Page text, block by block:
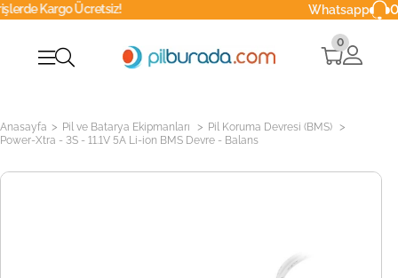
0216 629
0
Anasayfa > Pil ve Batarya Ekipmanları > Pil Koruma Devresi (BMS) >
Power-Xtra - 3S - 11.1V 5A Li-ion BMS Devre - Balans